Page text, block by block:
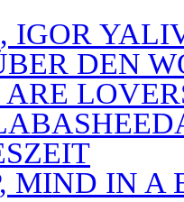
IGOR
DEN
ARE
MIND IN